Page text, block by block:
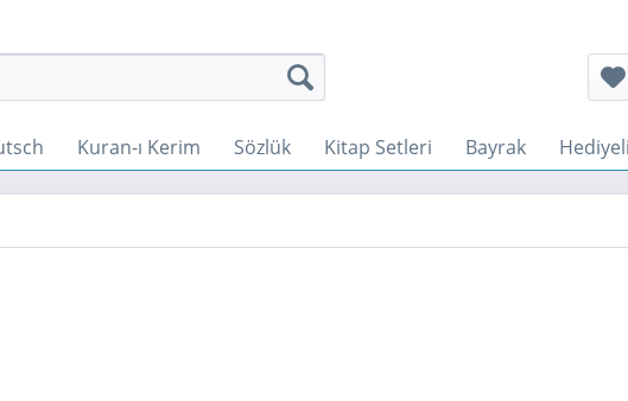
Kuran-ı Kerim Sözlük Kitap Setleri Bayrak